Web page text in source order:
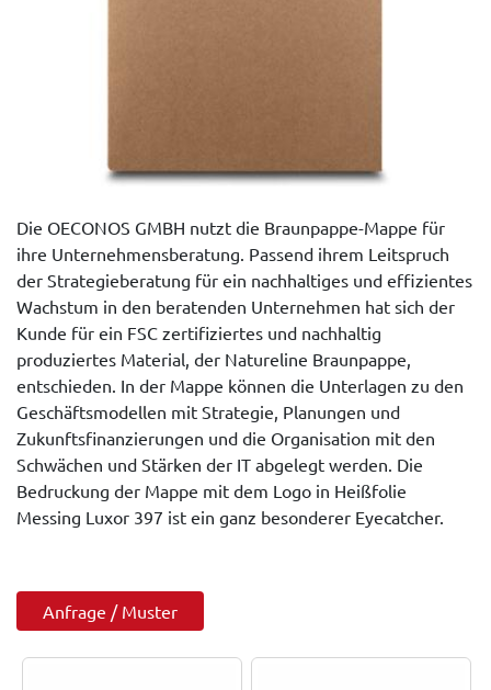
Die OECONOS GMBH nutzt die Braunpappe-Mappe für
ihre Unternehmensberatung. Passend ihrem Leitspruch
der Strategieberatung für ein nachhaltiges und effizientes
Wachstum in den beratenden Unternehmen hat sich der
Kunde für ein FSC zertifiziertes und nachhaltig
produziertes Material, der Natureline Braunpappe,
entschieden. In der Mappe können die Unterlagen zu den
Geschäftsmodellen mit Strategie, Planungen und
Zukunftsfinanzierungen und die Organisation mit den
Schwächen und Stärken der IT abgelegt werden. Die
Bedruckung der Mappe mit dem Logo in Heißfolie
Messing Luxor 397 ist ein ganz besonderer Eyecatcher.
Anfrage / Muster